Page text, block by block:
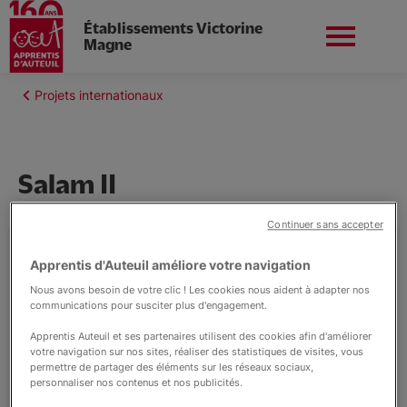
Établissements Victorine
Magne
Nos formations
Nos services
Fil Projets internationaux
Salam II
En 2019. Dans le cadre d’une convention
établie entre le
Lycée Victorine Magne
Lycée Jaber Ben Hayande Tétouan au
Maroc, un groupe de jeune français partait
rencontrer un groupe de jeunes marocains
dans leur établissement. L’objectif de ce
Apprentis d'Auteuil améliore votre navigation
Nous avons besoin de votre clic ! Les cookies nous aident à adapter nos
communications pour susciter plus d'engagement.
Apprentis Auteuil et ses partenaires utilisent des cookies afin d'améliorer
votre navigation sur nos sites, réaliser des statistiques de visites, vous
permettre de partager des éléments sur les réseaux sociaux,
personnaliser nos contenus et nos publicités.
Continuer sans accepter